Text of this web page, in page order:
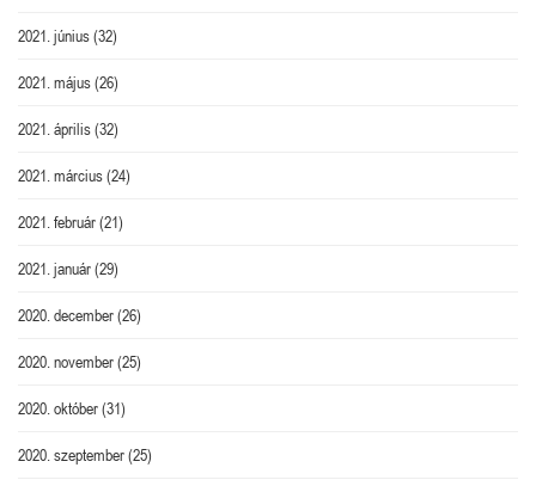
2021. június(32)
2021. május(26)
2021. április(32)
2021. március(24)
2021. február(21)
2021. január(29)
2020. december(26)
2020. november(25)
2020. október(31)
2020. szeptember(25)